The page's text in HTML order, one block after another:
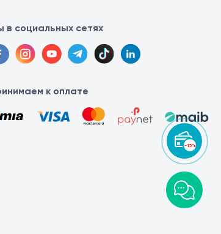
-15%
в социальных сетях
к оплате